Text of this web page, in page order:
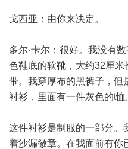
戈西亚：由你来决定。
多尔·卡尔：很好。我没有
色鞋底的软靴，大约32厘
带。我穿厚布的黑裤子，但
衬衫，里面有一件灰色的t恤
这件衬衫是制服的一部分。
着沙漏徽章。在我面前有你